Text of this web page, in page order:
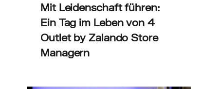
Mit Leidenschaft führen:
Ein Tag im Leben von 4
Outlet by Zalando Store
Managern